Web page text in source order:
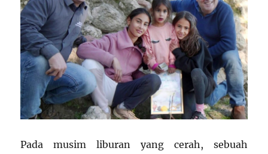
Pada musim liburan yang cerah, sebuah